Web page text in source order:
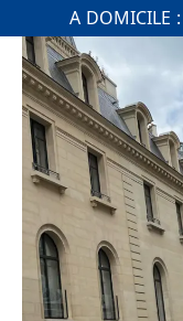
A DOMICILE :